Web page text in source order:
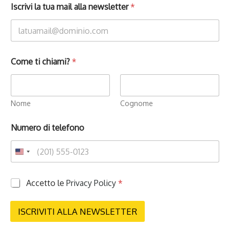
Iscrivi la tua mail alla newsletter*
Come ti chiami? *
Nome Cognome
Numero di telefono
P
i
a
Accetto le Privacy Policy *
ISCRIVITI ALLA NEWSLETTER